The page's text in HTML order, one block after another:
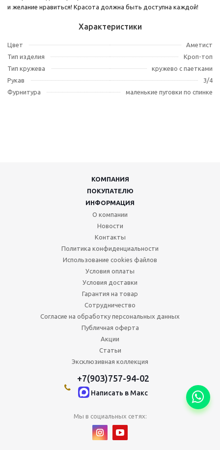
и желание нравиться! Красота должна быть доступна каждой!
Характеристики
Цвет
Аметист
Тип изделия
Кроп-топ
Тип кружева
кружево с паетками
Рукав
3/4
Фурнитура
маленькие пуговки по спинке
КОМПАНИЯ
ПОКУПАТЕЛЮ
ИНФОРМАЦИЯ
О компании
Новости
Контакты
Политика конфиденциальности
Использование cookies файлов
Условия оплаты
Условия доставки
Гарантия на товар
Сотрудничество
Согласие на обработку персональных данных
Публичная оферта
Акции
Статьи
Эксклюзивная коллекция
+7(903)757-94-02
Написать в Maкс
Мы в социальных сетях: